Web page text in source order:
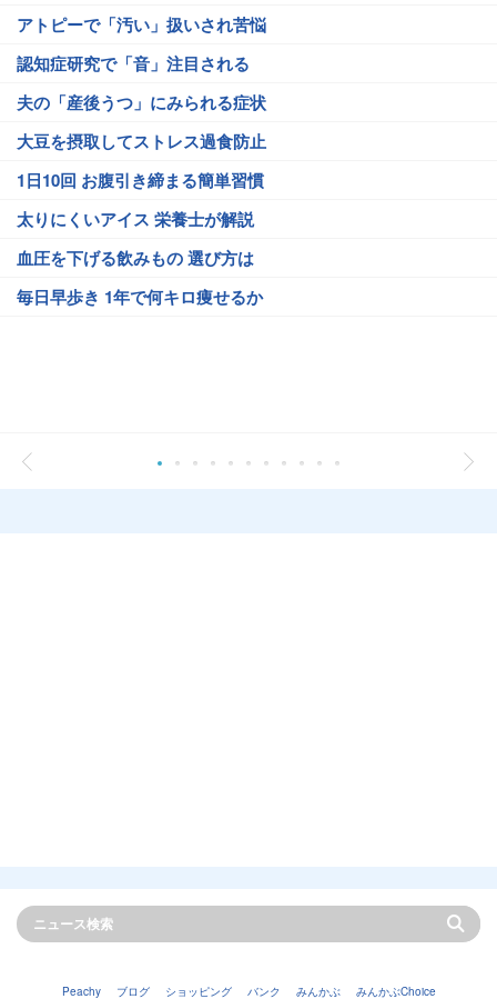
アトピーで「汚い」扱いされ苦悩
認知症研究で「音」注目される
夫の「産後うつ」にみられる症状
大豆を摂取してストレス過食防止
1日10回 お腹引き締まる簡単習慣
太りにくいアイス 栄養士が解説
血圧を下げる飲みもの 選び方は
毎日早歩き 1年で何キロ痩せるか
Peachy ブログ ショッピング バンク みんかぶ みんかぶChoice